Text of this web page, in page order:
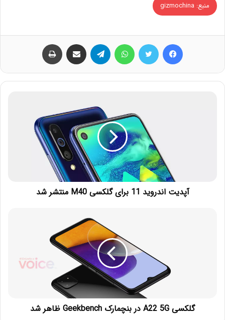
منبع: gizmochina
آپدیت اندروید 11 برای گلکسی M40 منتشر شد
گلکسی A22 5G در بنچمارک Geekbench ظاهر شد